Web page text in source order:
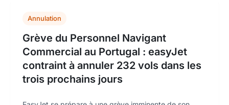
Annulation
Grève du Personnel Navigant
Commercial au Portugal : easyJet
contraint à annuler 232 vols dans les
trois prochains jours